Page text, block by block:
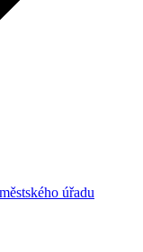
úřadu